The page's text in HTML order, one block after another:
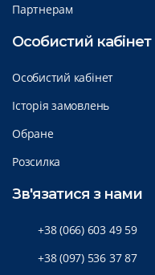
Партнерам
Особистий кабінет
Особистий кабінет
Історія замовлень
Обране
Розсилка
Зв'язатися з нами
+38 (066) 603 49 59
+38 (097) 536 37 87